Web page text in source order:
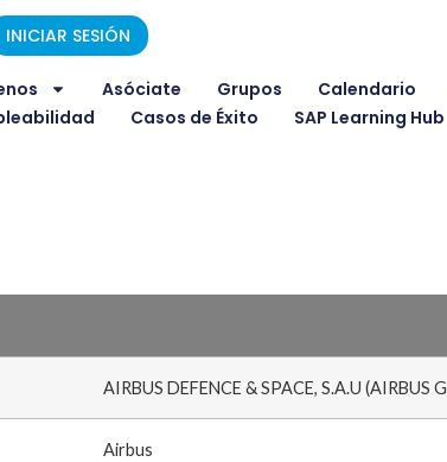
INICIAR SESIÓN
Asóciate Grupos Calendario
Casos de Éxito SAP Learning Hub
AIRBUS DEFENCE & SPACE, S.A.U (AIRBUS
Airbus